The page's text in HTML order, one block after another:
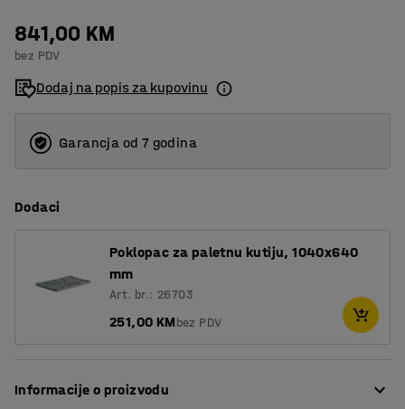
841,00 KM
bez PDV
Dodaj na popis za kupovinu
Garancja od 7 godina
Dodaci
Poklopac za paletnu kutiju, 1040x640
mm
Art. br.: 26703
251,00 KMbez PDV
Informacije o proizvodu